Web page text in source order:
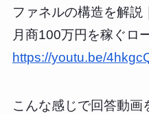
ファネルの構造を解説｜
月商100万円を稼ぐロ
https://youtu.be/
こんな感じで回答動画